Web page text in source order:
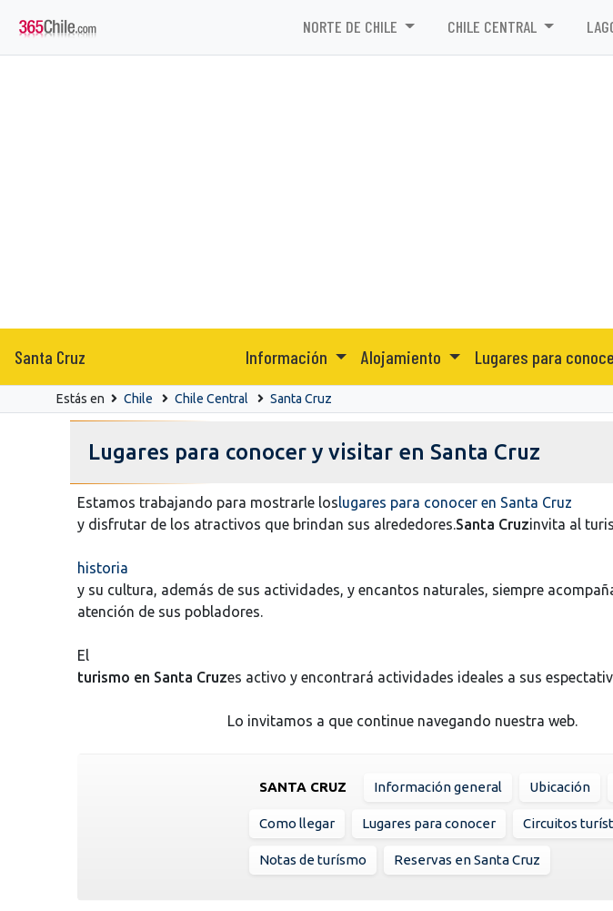
NORTE DE CHILE CHILE CENTRAL
Santa Cruz Información Alojamiento Lugares para
Estás en Chile Chile Central Santa Cruz
Lugares para conocer y visitar en Santa Cruz
Estamos trabajando para mostrarle loslugares para conocer en Santa Cruz
y disfrutar de los atractivos que brindan sus alrededores.Santa Cruzinvita al
historia
y su cultura, además de sus actividades, y encantos naturales, siempre
atención de sus pobladores.
El
turismo en Santa Cruzes activo y encontrará actividades ideales a sus
Lo invitamos a que continue navegando nuestra web.
SANTA CRUZ Información general Ubicación
Como llegar Lugares para conocer Circuitos
Notas de turísmo Reservas en Santa Cruz